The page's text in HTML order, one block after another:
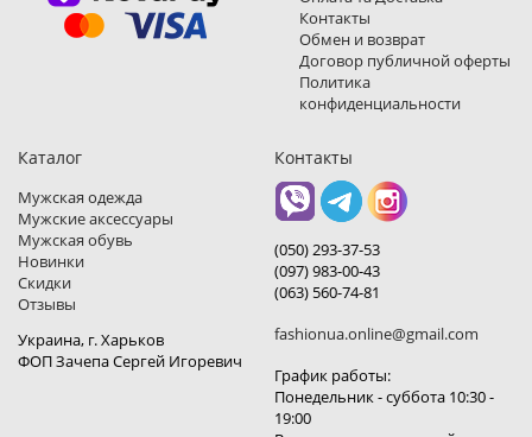
Контакты
Обмен и возврат
Договор публичной оферты
Политика
конфиденциальности
Каталог
Мужская одежда
Мужские аксессуары
Мужская обувь
Новинки
Скидки
Отзывы
Украина, г. Харьков
ФОП Зачепа Сергей Игоревич
Контакты
(050) 293-37-53
(097) 983-00-43
(063) 560-74-81
fashionua.online@gmail.com
График работы:
Понедельник - суббота 10:30 -
19:00